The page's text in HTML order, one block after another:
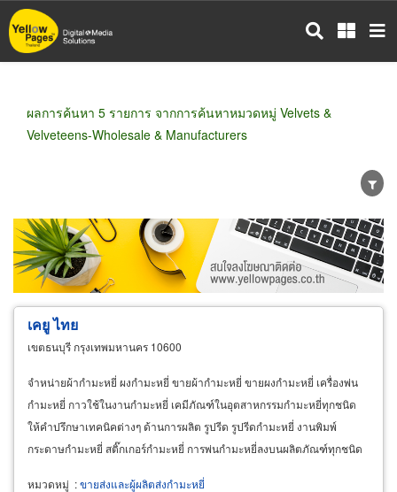
ข้าม
ไป
ผลการค้นหา 5 รายการ จากการค้นหาหมวดหมู่ Velvets &
Velveteens-Wholesale & Manufacturers
ขายส่ง ขายปลีก ผู้ผลิต
ตัวแทนจัดจำหน่าย
ผู้ส่งออก/นำเข้า
ธุรกิจบริการ
เคยู ไทย
เขตธนบุรี กรุงเทพมหานคร 10600
จำหน่ายผ้ากำมะหยี่ ผงกำมะหยี่ ขายผ้ากำมะหยี่ ขายผงกำมะหยี่ เครื่องพ่น
กำมะหยี่ กาวใช้ในงานกำมะหยี่ เคมีภัณฑ์ในอุตสาหกรรมกำมะหยี่ทุกชนิด
ให้คำปรึกษาเทคนิคต่างๆ ด้านการผลิต รูปรีด รูปรีดกำมะหยี่ งานพิมพ์
กระดาษกำมะหยี่ สติ๊กเกอร์กำมะหยี่ การพ่นกำมะหยี่ลงบนผลิตภัณฑ์ทุกชนิด
หมวดหมู่ :ขายส่งและผู้ผลิตส่งกำมะหยี่